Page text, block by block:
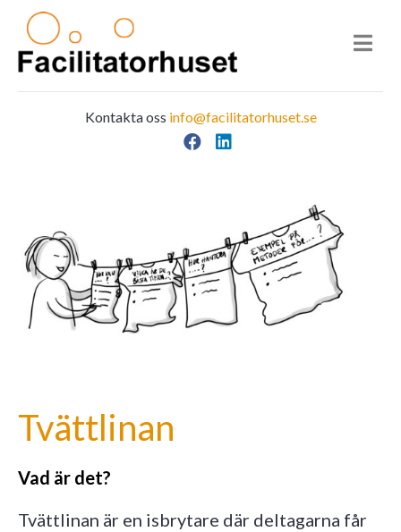
Kontakta oss info@facilitatorhuset.se
Facebook
LinkedIn
Tvättlinan
Vad är det?
Tvättlinan är en isbrytare där deltagarna får